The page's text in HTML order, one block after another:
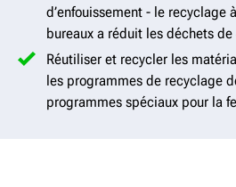
d’enfouissement - le recyclage
bureaux a réduit les déchets
Réutiliser et recycler les
les programmes de recyclage
programmes spéciaux pour la